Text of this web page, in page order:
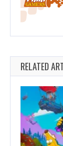
RELATED